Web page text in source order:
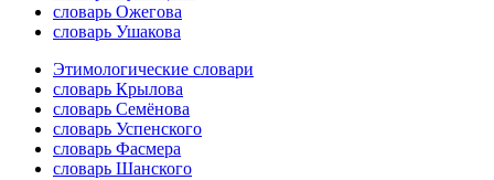
словарь Ожегова
словарь Ушакова
Этимологические словари
словарь Крылова
словарь Семёнова
словарь Успенского
словарь Фасмера
словарь Шанского